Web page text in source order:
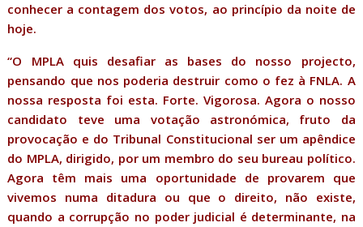
conhecer a contagem dos votos, ao princípio da noite de
hoje.
“O MPLA quis desafiar as bases do nosso projecto,
pensando que nos poderia destruir como o fez à FNLA. A
nossa resposta foi esta. Forte. Vigorosa. Agora o nosso
candidato teve uma votação astronómica, fruto da
provocação e do Tribunal Constitucional ser um apêndice
do MPLA, dirigido, por um membro do seu bureau político.
Agora têm mais uma oportunidade de provarem que
vivemos numa ditadura ou que o direito, não existe,
quando a corrupção no poder judicial é determinante, na